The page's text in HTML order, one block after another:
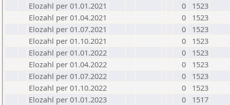
Elozahl per 01.01.2021
0
1523
Elozahl per 01.04.2021
0
1523
Elozahl per 01.07.2021
0
1523
Elozahl per 01.10.2021
0
1523
Elozahl per 01.01.2022
0
1523
Elozahl per 01.04.2022
0
1523
Elozahl per 01.07.2022
0
1523
Elozahl per 01.10.2022
0
1523
Elozahl per 01.01.2023
0
1517